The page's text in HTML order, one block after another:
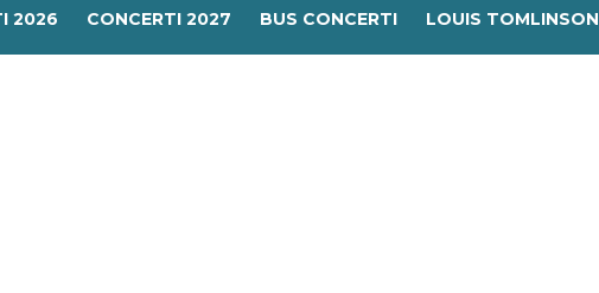
2026 CONCERTI 2027 BUS CONCERTI LOUIS TOMLINSON